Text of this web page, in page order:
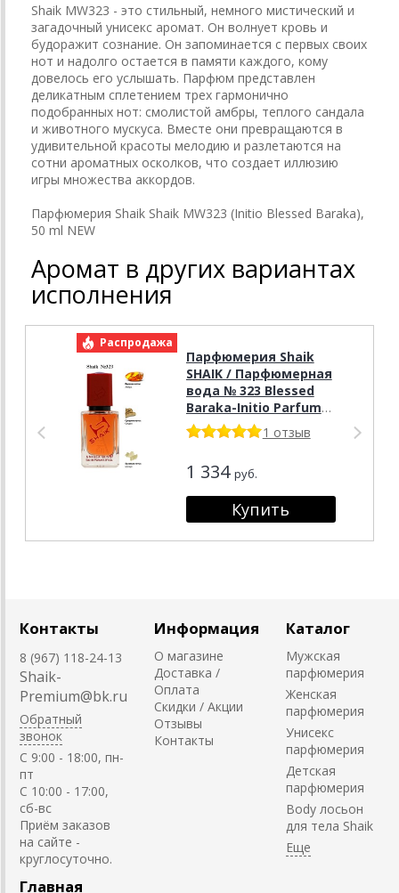
Shaik MW323 - это стильный, немного мистический и
загадочный унисекс аромат. Он волнует кровь и
будоражит сознание. Он запоминается с первых своих
нот и надолго остается в памяти каждого, кому
довелось его услышать. Парфюм представлен
деликатным сплетением трех гармонично
подобранных нот: смолистой амбры, теплого сандала
и животного мускуса. Вместе они превращаются в
удивительной красоты мелодию и разлетаются на
сотни ароматных осколков, что создает иллюзию
игры множества аккордов.
Парфюмерия Shaik Shaik MW323 (Initio Blessed Baraka),
50 ml NEW
Аромат в других вариантах
исполнения
Распродажа
Парфюмерия Shaik
SHAIK / Парфюмерная
вода № 323 Blessed
Baraka-Initio Parfums
Prives, 50 мл.1 отзыв
1 334 руб.
Контакты
8 (967) 118-24-13
Shaik-
Premium@bk.ru
Обратный
звонок
C 9:00 - 18:00, пн-
пт
С 10:00 - 17:00,
сб-вс
Приём заказов
на сайте -
круглосуточно.
Информация
О магазине
Доставка /
Оплата
Скидки / Акции
Отзывы
Контакты
Каталог
Мужская
парфюмерия
Женская
парфюмерия
Унисекс
парфюмерия
Детская
парфюмерия
Body лосьон
для тела Shaik
Главная